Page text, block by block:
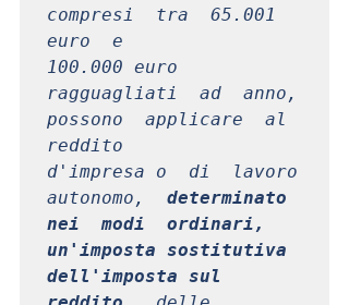
compresi  tra  65.001
euro  e
100.000 euro
ragguagliati  ad  anno,
possono  applicare  al
reddito
d'impresa o  di  lavoro
autonomo, determinato
nei  modi  ordinari,
un'imposta sostitutiva
dell'imposta sul